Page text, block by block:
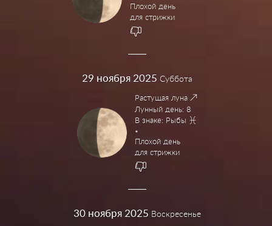
Плохой день
для стрижки
29 ноября 2025 Суббота
Растущая луна
Лунный день: 8
В знаке: Рыбы
Плохой день
для стрижки
30 ноября 2025 Воскресенье